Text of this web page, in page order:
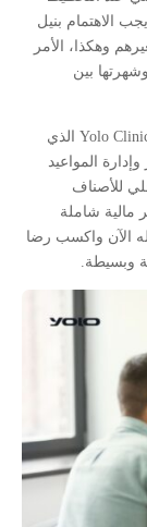
الاهتمام بنيل
وهكذا، الأمر
بين
لذا وفرنا لك برنامج إدارة العيادات الطبية المتكامل Yolo Clinic الذي
المواعيد
للأصناف
مالية شاملة
الآن واكسب رضا
وبسيطة.